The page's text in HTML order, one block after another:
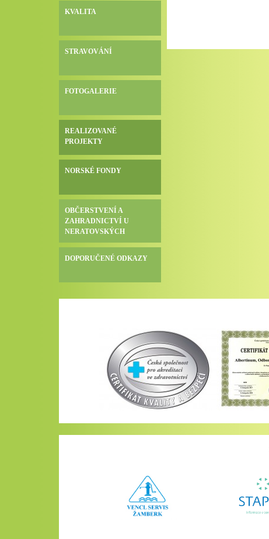
KVALITA
STRAVOVÁNÍ
FOTOGALERIE
REALIZOVANÉ
PROJEKTY
NORSKÉ FONDY
OBČERSTVENÍ A
ZAHRADNICTVÍ U
NERATOVSKÝCH
DOPORUČENÉ ODKAZY